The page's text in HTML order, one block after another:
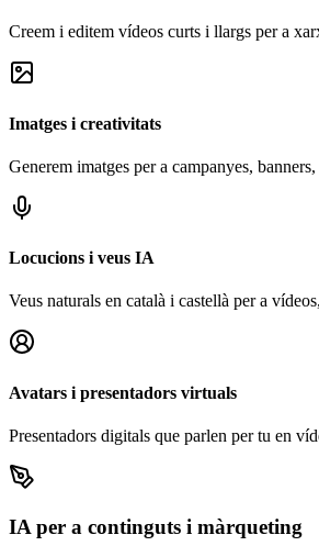
Creem i editem vídeos curts i llargs per a
Imatges i creativitats
Generem imatges per a campanyes,
Locucions i veus IA
Veus naturals en català i castellà per a
Avatars i presentadors virtuals
Presentadors digitals que parlen per tu en
IA per a continguts i màrqueting